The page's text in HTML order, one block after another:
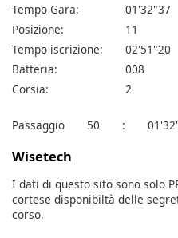
Tempo Gara:
01'32"37
Posizione:
11
Tempo iscrizione:
02'51"20
Batteria:
008
Corsia:
2
Passaggio 50 :
Wisetech
I dati di questo sito sono solo
cortese disponibiltà delle
corso.